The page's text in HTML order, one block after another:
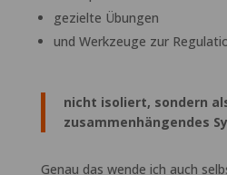
gezielte Übungen
und Werkzeuge zur
nicht isoliert, sondern
zusammenhängendes
Genau das wende ich auch